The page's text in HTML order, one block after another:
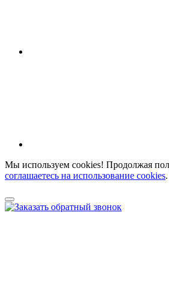
Мы используем cookies! Продолжая
соглашаетесь на использование cookies.